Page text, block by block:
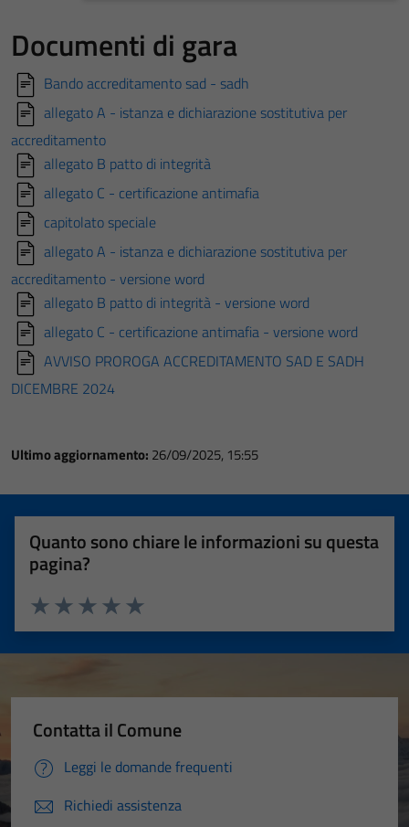
Documenti di gara
Bando accreditamento sad - sadh
allegato A - istanza e dichiarazione sostitutiva per
accreditamento
allegato B patto di integrità
allegato C - certificazione antimafia
capitolato speciale
allegato A - istanza e dichiarazione sostitutiva per
accreditamento - versione word
allegato B patto di integrità - versione word
allegato C - certificazione antimafia - versione word
AVVISO PROROGA ACCREDITAMENTO SAD E SADH
DICEMBRE 2024
Ultimo aggiornamento: 26/09/2025, 15:55
Quanto sono chiare le informazioni su questa
pagina?
Valuta 5 stelle su 5
Valuta 4 stelle su 5
Valuta 3 stelle su 5
Valuta 2 stelle su 5
Valuta 1 stelle su 5
Contatta il Comune
Leggi le domande frequenti
Richiedi assistenza